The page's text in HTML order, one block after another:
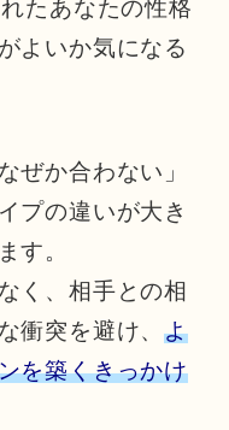
たあなたの性格
よいか気になる
ぜか合わない」
プの違いが大き
す。
く、相手との相
衝突を避け、よ
を築くきっかけ